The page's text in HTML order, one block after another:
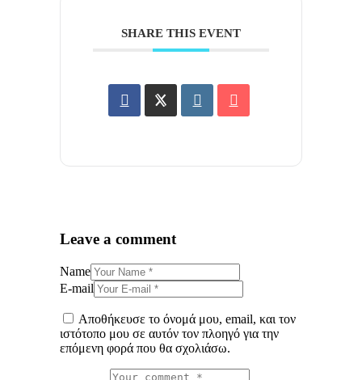
SHARE THIS EVENT
Leave a comment
Name
E-mail
Αποθήκευσε το όνομά μου, email, και τον
ιστότοπο μου σε αυτόν τον πλοηγό για την
επόμενη φορά που θα σχολιάσω.